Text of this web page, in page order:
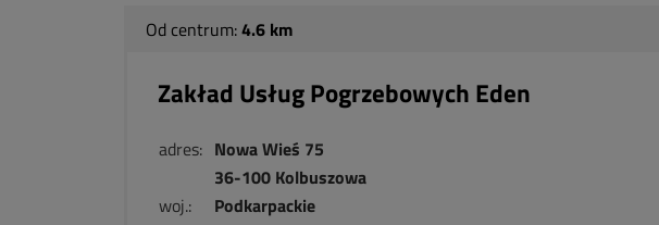
Od centrum:4.6 km
Zakład Usług Pogrzebowych Eden
adres: Nowa Wieś 75
36-100 Kolbuszowa
woj.:
Podkarpackie